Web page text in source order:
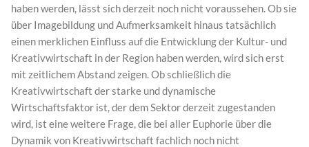
haben werden, lässt sich derzeit noch nicht voraussehen. Ob sie
über Imagebildung und Aufmerksamkeit hinaus tatsächlich
einen merklichen Einfluss auf die Entwicklung der Kultur- und
Kreativwirtschaft in der Region haben werden, wird sich erst
mit zeitlichem Abstand zeigen. Ob schließlich die
Kreativwirtschaft der starke und dynamische
Wirtschaftsfaktor ist, der dem Sektor derzeit zugestanden
wird, ist eine weitere Frage, die bei aller Euphorie über die
Dynamik von Kreativwirtschaft fachlich noch nicht